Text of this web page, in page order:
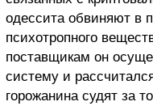
одессита обвиняют в
психотропного
поставщикам он
систему и
горожанина судят за